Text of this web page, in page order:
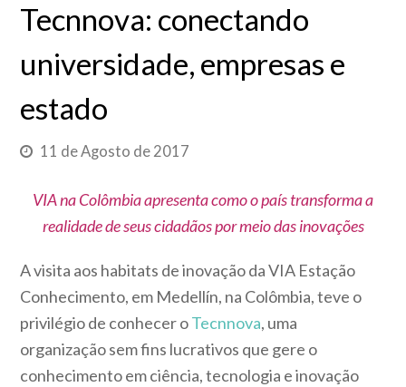
Tecnnova: conectando
universidade, empresas e
estado
11 de Agosto de 2017
VIA na Colômbia apresenta como o país transforma a
realidade de seus cidadãos por meio das inovações
A visita aos habitats de inovação da VIA Estação
Conhecimento, em Medellín, na Colômbia, teve o
privilégio de conhecer oTecnnova, uma
organização sem fins lucrativos que gere o
conhecimento em ciência, tecnologia e inovação